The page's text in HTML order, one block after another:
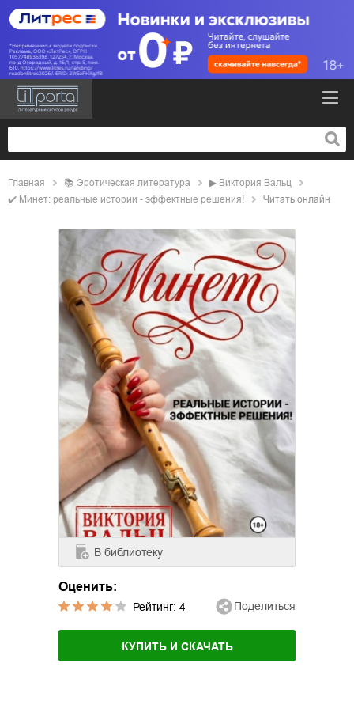
Главная 📚 эротическая литература ▶ Виктория Вальц
✔️ Минет: реальные истории - эффектные решения! Читать онлайн
В библиотеку
Оценить:
Рейтинг: 4 Поделиться
КУПИТЬ И СКАЧАТЬ